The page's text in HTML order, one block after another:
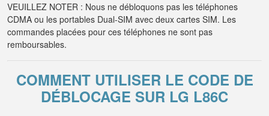
VEUILLEZ NOTER : Nous ne débloquons pas les téléphones
CDMA ou les portables Dual-SIM avec deux cartes SIM. Les
commandes placées pour ces téléphones ne sont pas
remboursables.
COMMENT UTILISER LE CODE DE
DÉBLOCAGE SUR LG L86C